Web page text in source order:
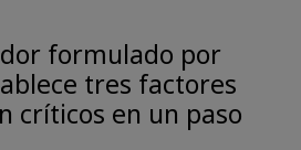
formulado por
tres factores
críticos en un paso